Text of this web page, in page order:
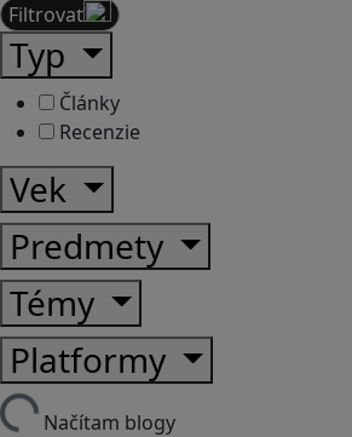
Filtrovať
Typ
Články
Recenzie
Vek
Predmety
Témy
Platformy
Načítam blogy